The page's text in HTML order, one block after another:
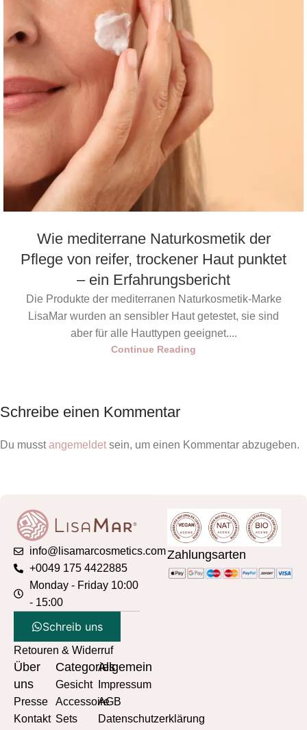
Wie mediterrane Naturkosmetik der
Pflege von reifer, trockener Haut punktet
– ein Erfahrungsbericht
Die Produkte der mediterranen Naturkosmetik-Marke
LisaMar wurden an sensibler Haut getestet, sie sind
aber für alle Hauttypen geeignet....
Continue Reading
Schreibe einen Kommentar
Du musstangemeldet sein, um einen Kommentar abzugeben.
info@lisamarcosmetics.com
+0049 175 4422885
Monday - Friday 10:00
- 15:00
Schreib uns
Retouren & Widerruf
Über
uns
Presse
Kontakt
Categories
Gesicht
Accessoire
Sets
Allgemein
Impressum
AGB
Datenschutzerklärung
Zahlungsarten